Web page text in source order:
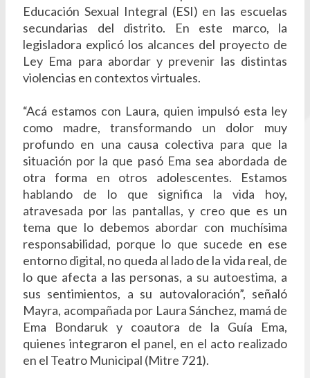
Educación Sexual Integral (ESI) en las escuelas
secundarias del distrito. En este marco, la
legisladora explicó los alcances del proyecto de
Ley Ema para abordar y prevenir las distintas
violencias en contextos virtuales.
“Acá estamos con Laura, quien impulsó esta ley
como madre, transformando un dolor muy
profundo en una causa colectiva para que la
situación por la que pasó Ema sea abordada de
otra forma en otros adolescentes. Estamos
hablando de lo que significa la vida hoy,
atravesada por las pantallas, y creo que es un
tema que lo debemos abordar con muchísima
responsabilidad, porque lo que sucede en ese
entorno digital, no queda al lado de la vida real, de
lo que afecta a las personas, a su autoestima, a
sus sentimientos, a su autovaloración”, señaló
Mayra, acompañada por Laura Sánchez, mamá de
Ema Bondaruk y coautora de la Guía Ema,
quienes integraron el panel, en el acto realizado
en el Teatro Municipal (Mitre 721).